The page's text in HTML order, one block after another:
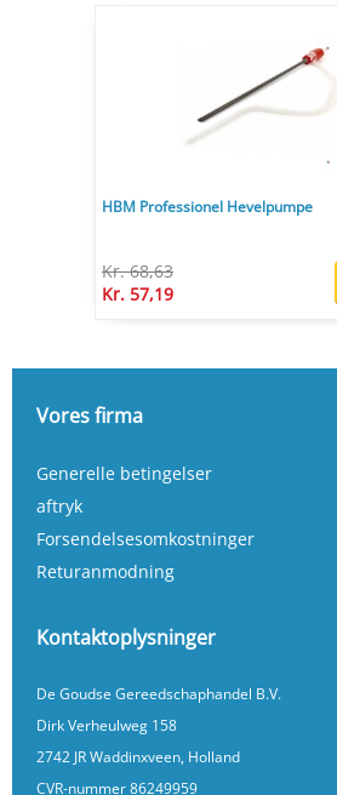
HBM Professionel Hevelpumpe
Kr. 68,63
Kr. 57,19
Vores firma
Generelle betingelser
aftryk
Forsendelsesomkostninger
Returanmodning
Kontaktoplysninger
De Goudse Gereedschaphandel B.V.
Dirk Verheulweg 158
2742 JR Waddinxveen, Holland
CVR-nummer 86249959